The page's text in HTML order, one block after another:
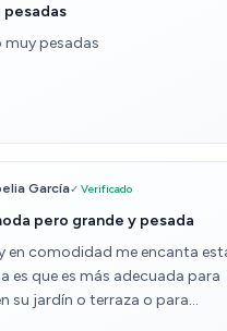
pesadas
pesadas
García✓ Verificado
pero grande y pesada
en comodidad me encanta
es que es más adecuada para
su jardín o terraza o para
casa ya en la playa y solo